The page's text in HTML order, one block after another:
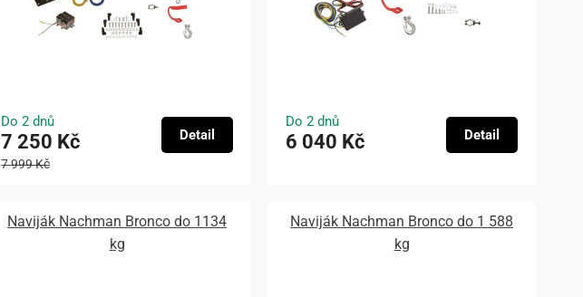
Do 2 dnů
7 250 Kč
7 999 Kč
Detail
Do 2 dnů
6 040 Kč Detail
Naviják Nachman Bronco do 1134
kg
Naviják Nachman Bronco do 1 588
kg